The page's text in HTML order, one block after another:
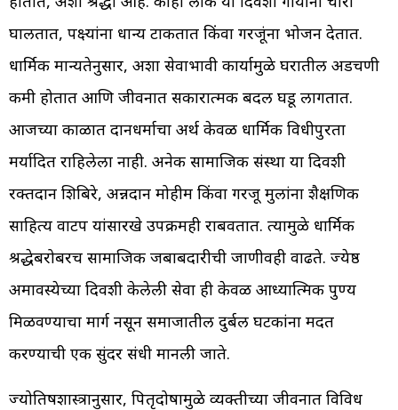
घालतात, पक्ष्यांना धान्य टाकतात किंवा गरजूंना भोजन देतात.
धार्मिक मान्यतेनुसार, अशा सेवाभावी कार्यामुळे घरातील अडचणी
कमी होतात आणि जीवनात सकारात्मक बदल घडू लागतात.
आजच्या काळात दानधर्माचा अर्थ केवळ धार्मिक विधीपुरता
मर्यादित राहिलेला नाही. अनेक सामाजिक संस्था या दिवशी
रक्तदान शिबिरे, अन्नदान मोहीम किंवा गरजू मुलांना शैक्षणिक
साहित्य वाटप यांसारखे उपक्रमही राबवतात. त्यामुळे धार्मिक
श्रद्धेबरोबरच सामाजिक जबाबदारीची जाणीवही वाढते. ज्येष्ठ
अमावस्येच्या दिवशी केलेली सेवा ही केवळ आध्यात्मिक पुण्य
मिळवण्याचा मार्ग नसून समाजातील दुर्बल घटकांना मदत
करण्याची एक सुंदर संधी मानली जाते.
ज्योतिषशास्त्रानुसार, पितृदोषामुळे व्यक्तीच्या जीवनात विविध